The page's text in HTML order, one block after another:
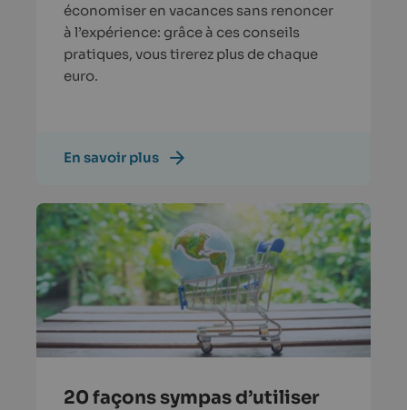
économiser en vacances sans renoncer
à l’expérience: grâce à ces conseils
pratiques, vous tirerez plus de chaque
euro.
En savoir plus
20 façons sympas d’utiliser